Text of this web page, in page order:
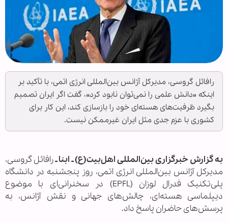
رافائل گروسی، مدیرکل آژانس بین‌المللی انرژی اتمی، با تأکید بر
اینکه «دانش علمی را نمی‌توان نابود کرد»، گفت اگر ایران تصمیم
بگیرد ظرفیت‌های هسته‌ای خود را بازسازی کند، این کار برای
کشوری با عزم جدی مثل ایران غیرممکن نیست.
به گزارش خبرگزاری بین‌المللی اهل‌بیت(ع) ـ ابنا ـرافائل گروسی،
مدیرکل آژانس بین‌المللی انرژی اتمی، روز پنجشنبه در دانشگاه
پلی‌تکنیک فدرال لوزان (EPFL) در سخنرانی‌ای با موضوع
دیپلماسی هسته‌ای، چالش‌های جهانی و نقش آژانس، به
پرسش‌های حاضران پاسخ داد.